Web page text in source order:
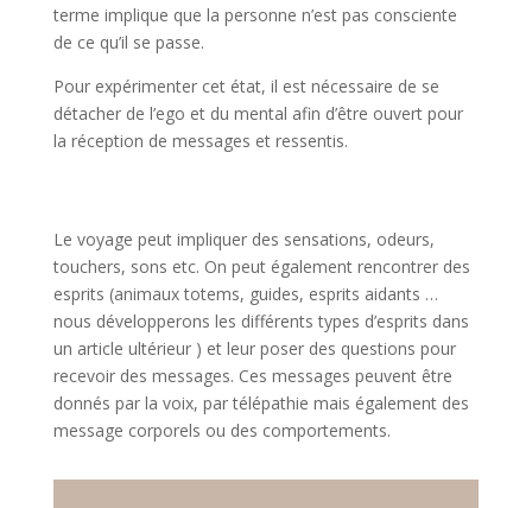
terme implique que la personne n’est pas consciente
de ce qu’il se passe.
Pour expérimenter cet état, il est nécessaire de se
détacher de l’ego et du mental afin d’être ouvert pour
la réception de messages et ressentis.
Le voyage peut impliquer des sensations, odeurs,
touchers, sons etc. On peut également rencontrer des
esprits (animaux totems, guides, esprits aidants …
nous développerons les différents types d’esprits dans
un article ultérieur ) et leur poser des questions pour
recevoir des messages. Ces messages peuvent être
donnés par la voix, par télépathie mais également des
message corporels ou des comportements.